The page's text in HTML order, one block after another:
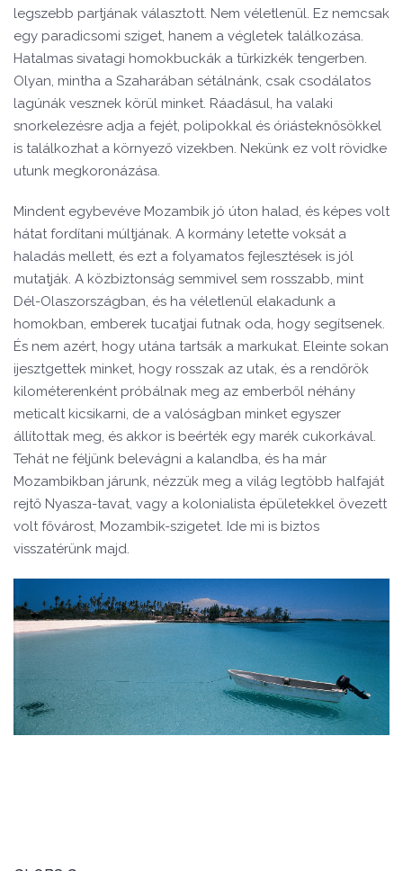
legszebb partjának választott. Nem véletlenül. Ez nemcsak
egy paradicsomi sziget, hanem a végletek találkozása.
Hatalmas sivatagi homokbuckák a türkizkék tengerben.
Olyan, mintha a Szaharában sétálnánk, csak csodálatos
lagúnák vesznek körül minket. Ráadásul, ha valaki
snorkelezésre adja a fejét, polipokkal és óriásteknősökkel
is találkozhat a környező vizekben. Nekünk ez volt rövidke
utunk megkoronázása.
Mindent egybevéve Mozambik jó úton halad, és képes volt
hátat fordítani múltjának. A kormány letette voksát a
haladás mellett, és ezt a folyamatos fejlesztések is jól
mutatják. A közbiztonság semmivel sem rosszabb, mint
Dél-Olaszországban, és ha véletlenül elakadunk a
homokban, emberek tucatjai futnak oda, hogy segítsenek.
És nem azért, hogy utána tartsák a markukat. Eleinte sokan
ijesztgettek minket, hogy rosszak az utak, és a rendőrök
kilométerenként próbálnak meg az emberből néhány
meticalt kicsikarni, de a valóságban minket egyszer
állítottak meg, és akkor is beérték egy marék cukorkával.
Tehát ne féljünk belevágni a kalandba, és ha már
Mozambikban járunk, nézzük meg a világ legtöbb halfaját
rejtő Nyasza-tavat, vagy a kolonialista épületekkel övezett
volt fővárost, Mozambik-szigetet. Ide mi is biztos
visszatérünk majd.